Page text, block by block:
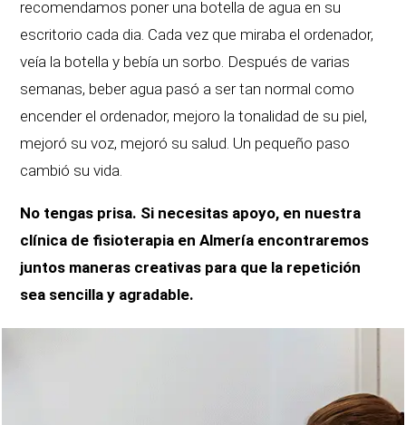
recomendamos poner una botella de agua en su
escritorio cada dia. Cada vez que miraba el ordenador,
veía la botella y bebía un sorbo. Después de varias
semanas, beber agua pasó a ser tan normal como
encender el ordenador, mejoro la tonalidad de su piel,
mejoró su voz, mejoró su salud. Un pequeño paso
cambió su vida.
No tengas prisa. Si necesitas apoyo, en nuestra
clínica de fisioterapia en Almería encontraremos
juntos maneras creativas para que la repetición
sea sencilla y agradable.